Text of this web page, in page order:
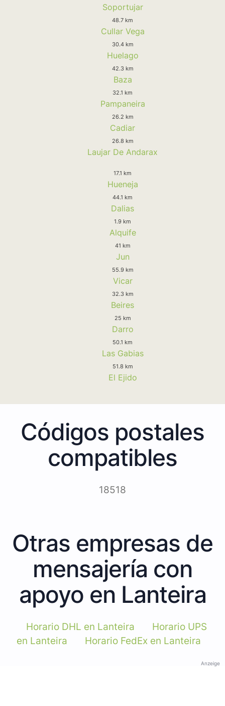
Soportujar
48.7 km
Cullar Vega
30.4 km
Huelago
42.3 km
Baza
32.1 km
Pampaneira
26.2 km
Cadiar
26.8 km
Laujar De Andarax
17.1 km
Hueneja
44.1 km
Dalias
1.9 km
Alquife
41 km
Jun
55.9 km
Vicar
32.3 km
Beires
25 km
Darro
50.1 km
Las Gabias
51.8 km
El Ejido
Códigos postales
compatibles
18518
Otras empresas de
mensajería con
apoyo en Lanteira
Horario DHL en Lanteira
Horario UPS
en Lanteira
Horario FedEx en Lanteira
Anzeige